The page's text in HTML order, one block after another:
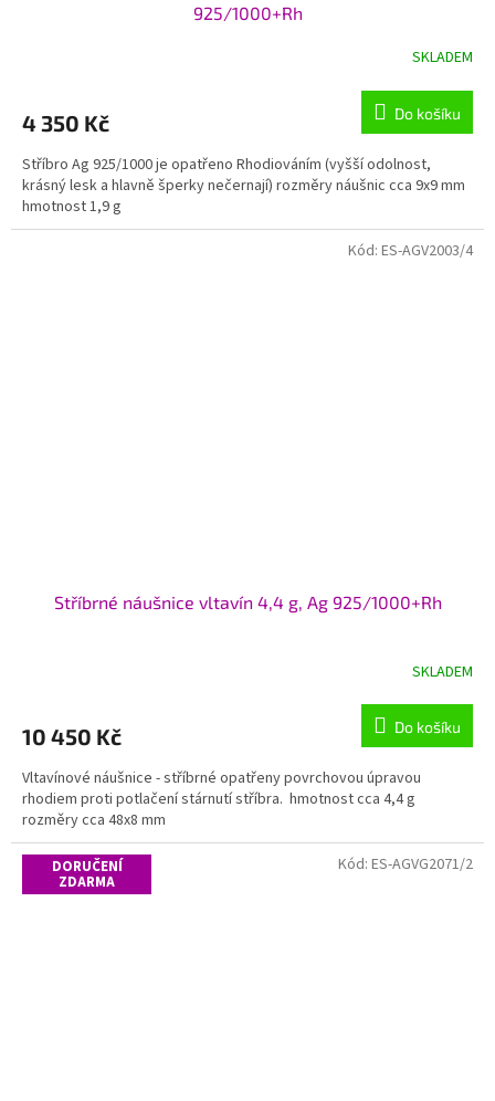
R
M
A
925/1000+Rh
SKLADEM
4 350 Kč Do košíku
Stříbro Ag 925/1000 je opatřeno Rhodiováním (vyšší odolnost,
krásný lesk a hlavně šperky nečernají) rozměry náušnic cca 9x9 mm
hmotnost 1,9 g
Stříbrné náušnice vltavín 4,4 g, Ag 925/1000+Rh
SKLADEM
10 450 Kč Do košíku
Vltavínové náušnice - stříbrné opatřeny povrchovou úpravou
rhodiem proti potlačení stárnutí stříbra. hmotnost cca 4,4 g
rozměry cca 48x8 mm
Kód: ES-AGV2003/4
DORUČENÍ
ZDARMA
Kód: ES-AGVG2071/2